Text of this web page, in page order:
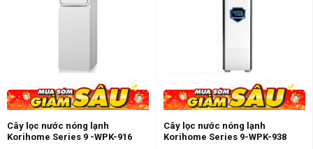
Cây lọc nước nóng lạnh
Korihome Series 9 -WPK-916
Cây lọc nước nóng lạnh
Korihome Series 9-WPK-938